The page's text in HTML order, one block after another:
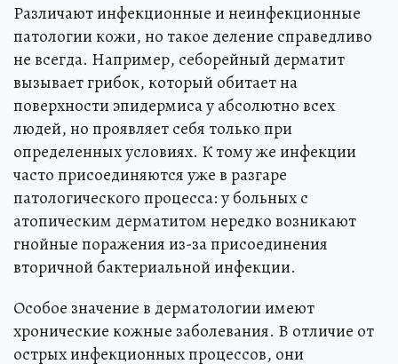
Различают инфекционные и неинфекционные
патологии кожи, но такое деление справедливо
не всегда. Например, себорейный дерматит
вызывает грибок, который обитает на
поверхности эпидермиса у абсолютно всех
людей, но проявляет себя только при
определенных условиях. К тому же инфекции
часто присоединяются уже в разгаре
патологического процесса: у больных с
атопическим дерматитом нередко возникают
гнойные поражения из-за присоединения
вторичной бактериальной инфекции.
Особое значение в дерматологии имеют
хронические кожные заболевания. В отличие от
острых инфекционных процессов, они